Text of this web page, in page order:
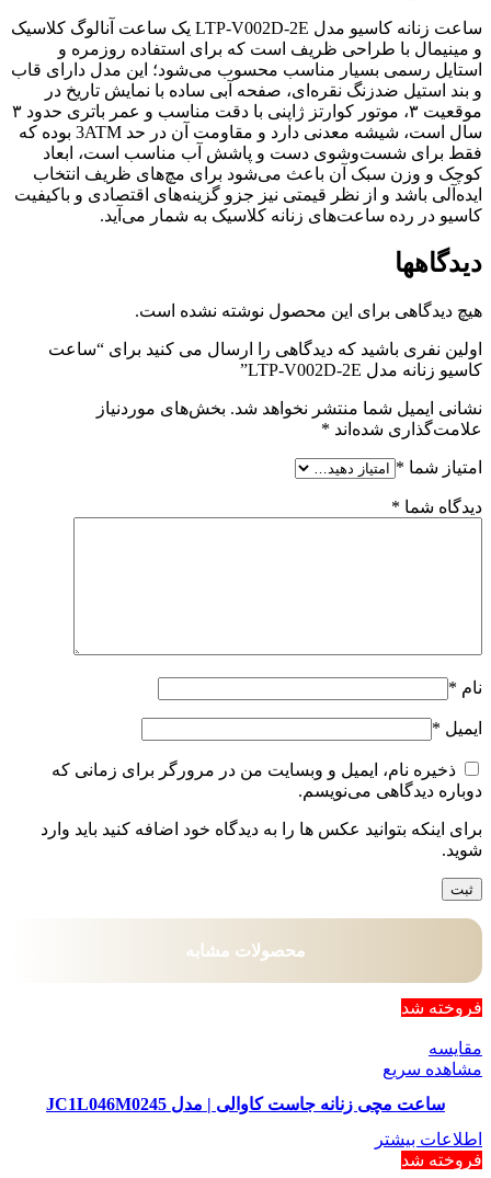
ساعت زنانه کاسیو مدل LTP-V002D-2E یک ساعت آنالوگ کلاسیک
و مینیمال با طراحی ظریف است که برای استفاده روزمره و
استایل رسمی بسیار مناسب محسوب می‌شود؛ این مدل دارای قاب
و بند استیل ضدزنگ نقره‌ای، صفحه آبی ساده با نمایش تاریخ در
موقعیت ۳، موتور کوارتز ژاپنی با دقت مناسب و عمر باتری حدود ۳
سال است، شیشه معدنی دارد و مقاومت آن در حد 3ATM بوده که
فقط برای شست‌وشوی دست و پاشش آب مناسب است، ابعاد
کوچک و وزن سبک آن باعث می‌شود برای مچ‌های ظریف انتخاب
ایده‌آلی باشد و از نظر قیمتی نیز جزو گزینه‌های اقتصادی و باکیفیت
کاسیو در رده ساعت‌های زنانه کلاسیک به شمار می‌آید.
دیدگاهها
هیچ دیدگاهی برای این محصول نوشته نشده است.
اولین نفری باشید که دیدگاهی را ارسال می کنید برای “ساعت
کاسیو زنانه مدل LTP-V002D-2E”
نشانی ایمیل شما منتشر نخواهد شد. بخش‌های موردنیاز
علامت‌گذاری شده‌اند *
امتیاز شما *
دیدگاه شما *
نام *
ایمیل *
ذخیره نام، ایمیل و وبسایت من در مرورگر برای زمانی که
دوباره دیدگاهی می‌نویسم.
برای اینکه بتوانید عکس ها را به دیدگاه خود اضافه کنید باید وارد
شوید.
محصولات مشابه
فروخته شد
مقایسه
مشاهده سریع
ساعت مچی زنانه جاست کاوالی | مدل JC1L046M0245
اطلاعات بیشتر
فروخته شد